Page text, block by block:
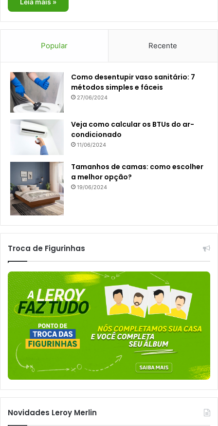
Leia mais »
Popular Recente
Como desentupir vaso sanitário: 7
métodos simples e fáceis
27/06/2024
Veja como calcular os BTUs do ar-
condicionado
11/06/2024
Tamanhos de camas: como escolher
a melhor opção?
19/06/2024
Troca de Figurinhas
Novidades Leroy Merlin